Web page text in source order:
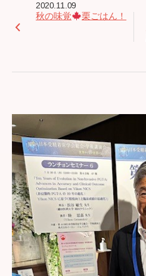
2020.11.09
秋の味覚 栗ごはん！